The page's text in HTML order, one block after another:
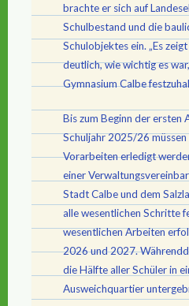
brachte er sich auf
Schulbestand und die
Schulobjektes ein. „Es
deutlich, wie wichtig es
Gymnasium Calbe
Bis zum Beginn der ersten
Schuljahr 2025/26 müssen
Vorarbeiten erledigt
einer
Stadt Calbe und dem
alle wesentlichen Schritte
wesentlichen Arbeiten
2026 und 2027.
die Hälfte aller Schüler in
Ausweichquartier